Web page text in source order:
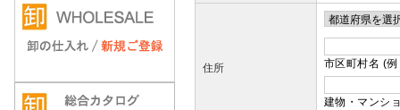
住所 市区町村名 (
建物・マンシ